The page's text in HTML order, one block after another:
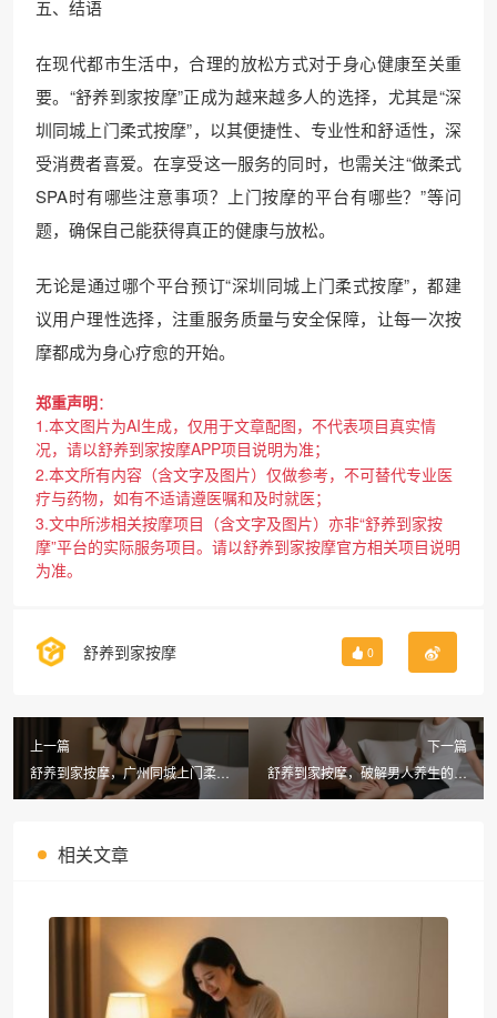
五、结语
在现代都市生活中，合理的放松方式对于身心健康至关重
要。“舒养到家按摩”正成为越来越多人的选择，尤其是“深
圳同城上门柔式按摩”，以其便捷性、专业性和舒适性，深
受消费者喜爱。在享受这一服务的同时，也需关注“做柔式
SPA时有哪些注意事项？上门按摩的平台有哪些？”等问
题，确保自己能获得真正的健康与放松。
无论是通过哪个平台预订“深圳同城上门柔式按摩”，都建
议用户理性选择，注重服务质量与安全保障，让每一次按
摩都成为身心疗愈的开始。
郑重声明：
1.本文图片为AI生成，仅用于文章配图，不代表项目真实情
况，请以舒养到家按摩APP项目说明为准；
2.本文所有内容（含文字及图片）仅做参考，不可替代专业医
疗与药物，如有不适请遵医嘱和及时就医；
3.文中所涉相关按摩项目（含文字及图片）亦非“舒养到家按
摩”平台的实际服务项目。请以舒养到家按摩官方相关项目说明
为准。
舒养到家按摩 0
上一篇
舒养到家按摩，广州同城上门柔式
SPA带来身心焕新体验
下一篇
舒养到家按摩，破解男人养生的常
见误区与大保健真相
相关文章